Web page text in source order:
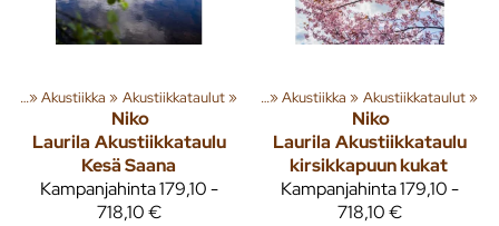
‪»Akustiikka ‪» Akustiikkataulut‪»
Niko
Laurila Akustiikkataulu
Kesä Saana
Kampanjahinta179,10 -
718,10 €
Tuoteryhmiä ja tuotteita‪»Sisusta‪»Akustiikka ‪» Akustiikkataulut‪»
Niko
Laurila Akustiikkataulu
kirsikkapuun kukat
Kampanjahinta179,10 -
718,10 €